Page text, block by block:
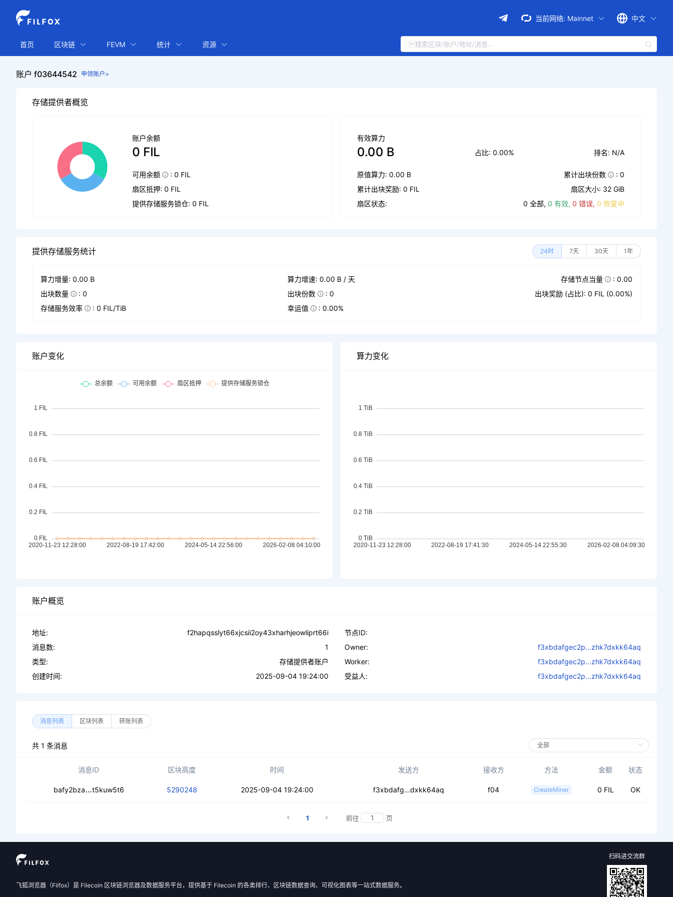
当前网络: Mainnet 中文
首页 区块链 FEVM 统计 资源
账户 f03644542 申领账户>
存储提供者概览
账户余额
0 FIL
可用余额
: 0 FIL
扇区抵押: 0 FIL
提供存储服务锁仓: 0 FIL
有效算力
0.00 B 占比: 0.00% 排名: N/A
原值算力: 0.00 B 累计出块份数
: 0
累计出块奖励: 0 FIL
扇区大小: 32 GiB
扇区状态:
0 全部, 0 有效, 0 错误, 0 恢复中
提供存储服务统计 24时 7天 30天 1年
算力增量: 0.00 B 算力增速: 0.00 B / 天 存储节点当量
: 0.00
出块数量
: 0 出块份数 : 0
出块奖励 (占比): 0 FIL (0.00%)
存储服务效率
: 0 FIL/TiB 幸运值 : 0.00%
账户变化 算力变化
账户概览
地址:
f2hapqsslyt66xjcsii2oy43xharhjeowliprt66i
消息数:
1
类型:
存储提供者账户
创建时间:
2025-09-04 19:24:00
节点ID:
Owner:
f3xbdafgec2p...zhk7dxkk64aq
Worker:
f3xbdafgec2p...zhk7dxkk64aq
受益人:
f3xbdafgec2p...zhk7dxkk64aq
消息列表 区块列表 转账列表
共 1 条消息
消息ID 区块高度 时间 发送方 接收方 方法 金额 状态
bafy2bza cebfciugsdvvprudgfmj4brhi7i4473rsuf67lphs3lb5j
t5kuw5t6 5290248 2025-09-04 19:24:00 f3xbdafg...dxkk64aq f04 CreateMiner 0 FIL OK
1 前往 页
飞狐浏览器（Filfox）是 Filecoin 区块链浏览器及数据服务平台，提供基于 Filecoin 的各类排行、区块链数据查询、可视化图表等一站式数据服务。
扫码进交流群